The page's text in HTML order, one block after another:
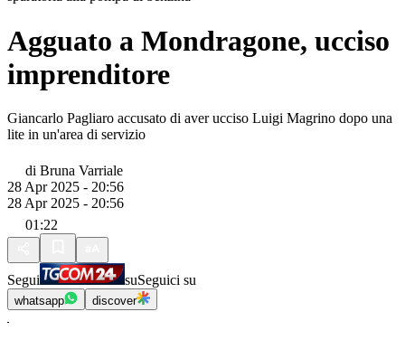
Agguato a Mondragone, ucciso
imprenditore
Giancarlo Pagliaro accusato di aver ucciso Luigi Magrino dopo una
lite in un'area di servizio
di Bruna Varriale
28 Apr 2025 - 20:56
28 Apr 2025 - 20:56
01:22
Segui suSeguici su
whatsapp discover